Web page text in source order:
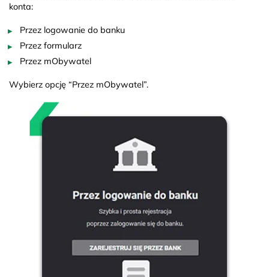
konta:
Przez logowanie do banku
Przez formularz
Przez mObywatel
Wybierz opcję “Przez mObywatel”.